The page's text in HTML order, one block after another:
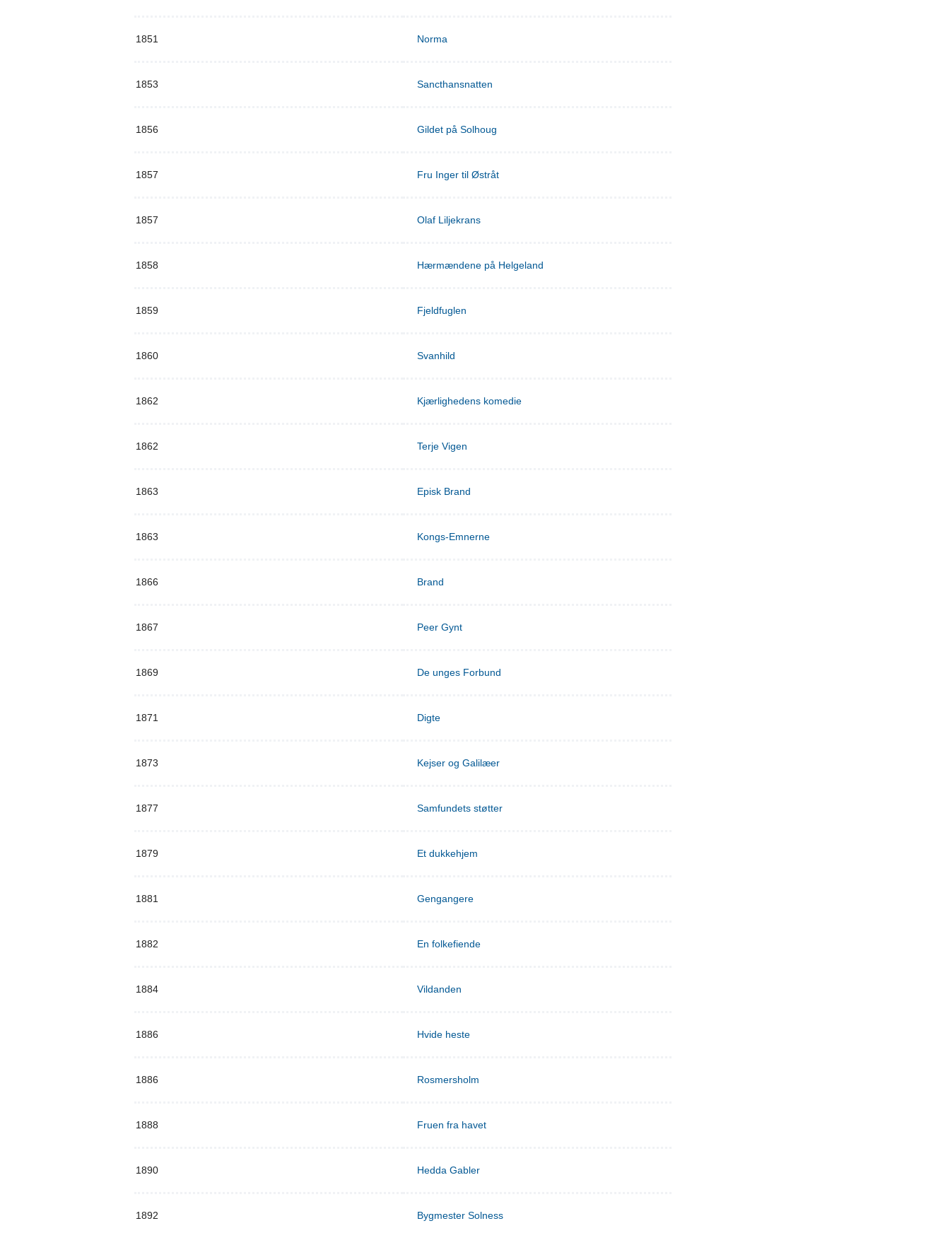
1851 Norma
1853 Sancthansnatten
1856 Gildet på Solhoug
1857 Fru Inger til Østråt
1857 Olaf Liljekrans
1858 Hærmændene på Helgeland
1859 Fjeldfuglen
1860 Svanhild
1862 Kjærlighedens komedie
1862 Terje Vigen
1863 Episk Brand
1863 Kongs-Emnerne
1866 Brand
1867 Peer Gynt
1869 De unges Forbund
1871 Digte
1873 Kejser og Galilæer
1877 Samfundets støtter
1879 Et dukkehjem
1881 Gengangere
1882 En folkefiende
1884 Vildanden
1886 Hvide heste
1886 Rosmersholm
1888 Fruen fra havet
1890 Hedda Gabler
1892 Bygmester Solness